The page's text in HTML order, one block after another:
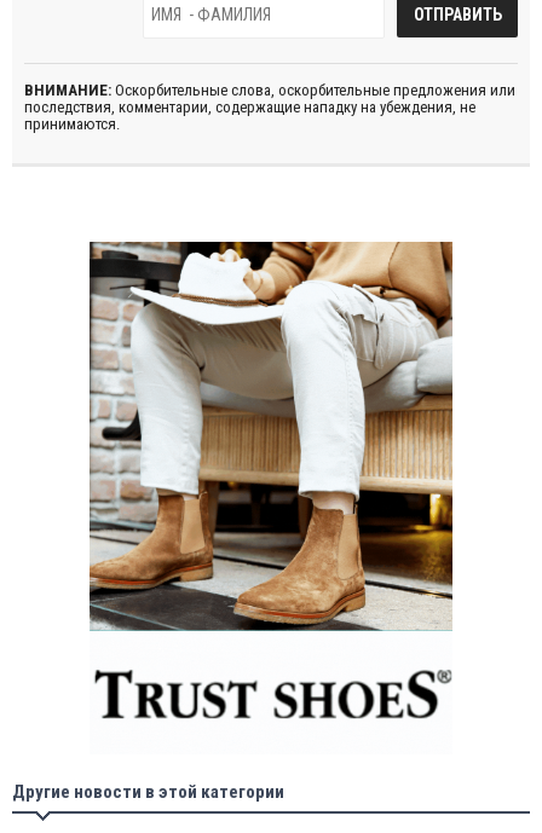
ВНИМАНИЕ: Оскорбительные слова, оскорбительные предложения или
последствия, комментарии, содержащие нападку на убеждения, не
принимаются.
Другие новости в этой категории